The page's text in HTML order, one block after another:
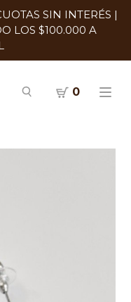
SIN INTERÉS |
LOS $100.000 A
0